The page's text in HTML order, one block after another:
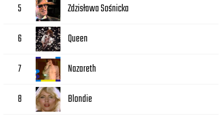
5 Zdzisława Sośnicka
6 Queen
7 Nazareth
8 Blondie